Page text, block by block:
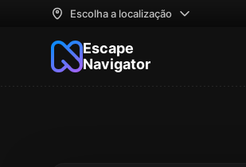
Escolha a localização
Escape
Navigator